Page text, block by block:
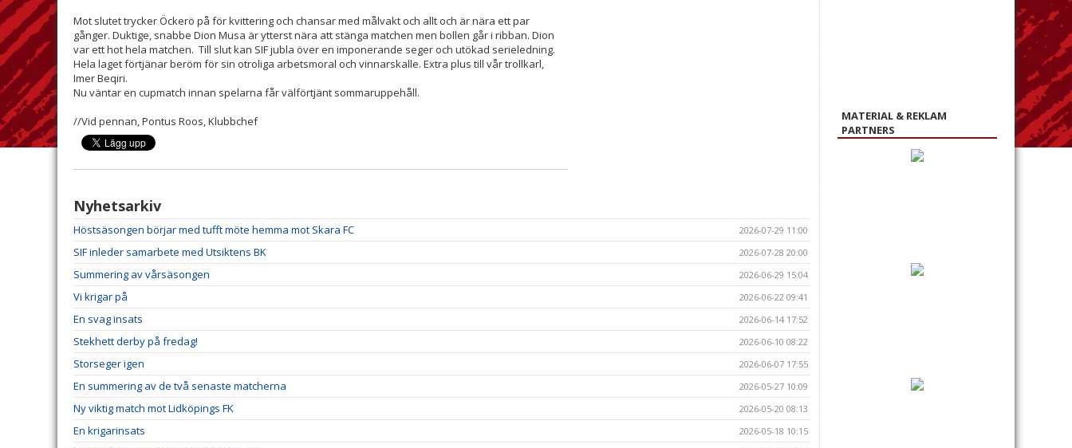
Mot slutet trycker Öckerö på för kvittering och chansar med målvakt och allt och är nära ett par
gånger. Duktige, snabbe Dion Musa är ytterst nära att stänga matchen men bollen går i ribban. Dion
var ett hot hela matchen. Till slut kan SIF jubla över en imponerande seger och utökad serieledning.
Hela laget förtjänar beröm för sin otroliga arbetsmoral och vinnarskalle. Extra plus till vår trollkarl,
Imer Beqiri.
Nu väntar en cupmatch innan spelarna får välförtjänt sommaruppehåll.
//Vid pennan, Pontus Roos, Klubbchef
Nyhetsarkiv
Höstsäsongen börjar med tufft möte hemma mot Skara FC 2026-07-29 11:00
SIF inleder samarbete med Utsiktens BK 2026-07-28 20:00
Summering av vårsäsongen 2026-06-29 15:04
Vi krigar på 2026-06-22 09:41
En svag insats 2026-06-14 17:52
Stekhett derby på fredag! 2026-06-10 08:22
Storseger igen 2026-06-07 17:55
En summering av de två senaste matcherna 2026-05-27 10:09
Ny viktig match mot Lidköpings FK 2026-05-20 08:13
En krigarinsats 2026-05-18 10:15
MATERIAL & REKLAM
PARTNERS